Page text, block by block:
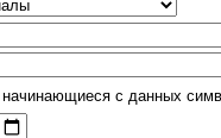
начинающиеся с данных